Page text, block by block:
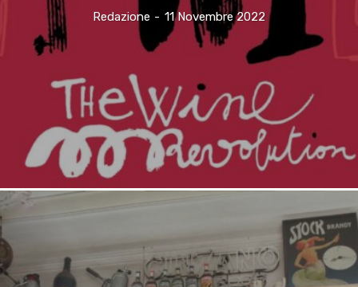
Redazione - 11 Novembre 2022